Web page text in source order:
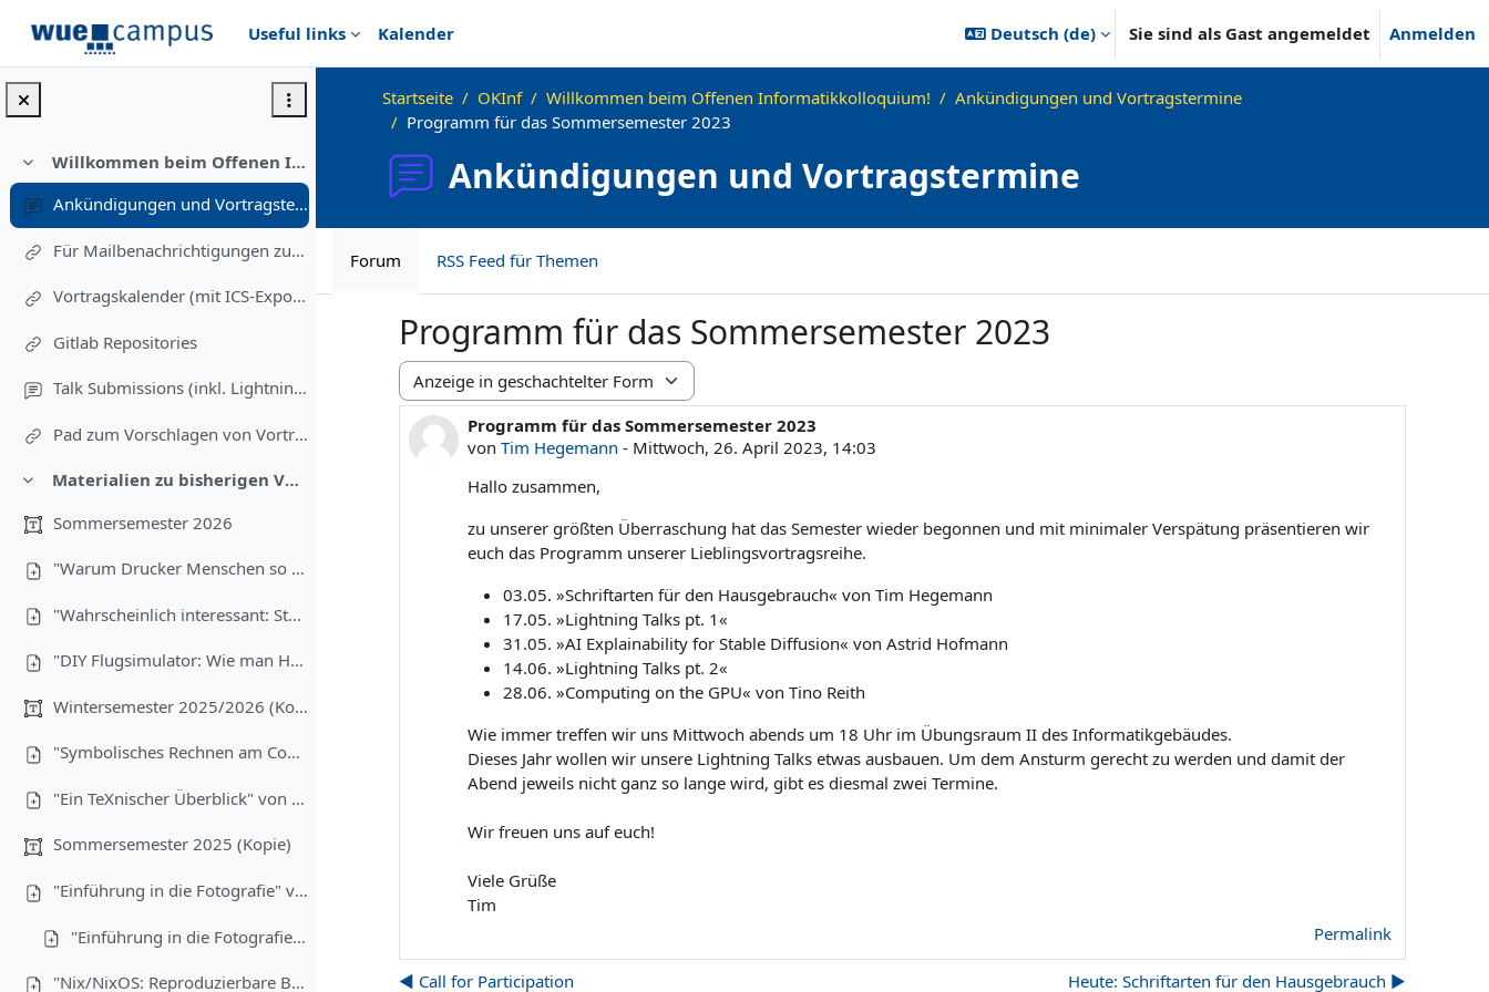
Useful links
Kalender Deutsch ‎(de)‎ Sie sind als Gast angemeldet Anmelden
Einklappen
Willkommen beim Offenen Informatikkolloquium!
Ankündigungen und Vortragstermine
Für Mailbenachrichtigungen zu Vorträgen eintragen (Einschreibung in diesen Kurs)
Vortragskalender (mit ICS-Export)
Gitlab Repositories
Talk Submissions (inkl. Lightning Talks)
Pad zum Vorschlagen von Vortragsthemen und freiwillig Melden
Einklappen
Materialien zu bisherigen Vorträgen
Sommersemester 2026
"Warum Drucker Menschen so sehr hassen" von Christoph Brehm (08.07.2026)
"Wahrscheinlich interessant: Statistik für Informatiker:innen" von Anton Ehrmanntraut (17.06.2026)
"DIY Flugsimulator: Wie man Hardware günstig bauen kann" von Lukas Wiener, Maximilian Laumen und Yannick Buchen (03.06.2026)
Wintersemester 2025/2026 (Kopie)
"Symbolisches Rechnen am Computer" von Christoph Brehm (17.12.2025)
"Ein TeXnischer Überblick" von Anton Ehrmanntraut (10.12.2025)
Sommersemester 2025 (Kopie)
"Einführung in die Fotografie" von Tim Hegemann und Alexander Gehrke (16.07.2025) - Teil 1
"Einführung in die Fotografie" - Teil 2
"Nix/NixOS: Reproduzierbare Builds, Funktionale Packages" von Robin Finkelmann (21.05.2025)
Startseite OKInf Willkommen beim Offenen Informatikkolloquium!
Ankündigungen und Vortragstermine
Programm für das Sommersemester 2023
Ankündigungen und Vortragstermine
Forum RSS Feed für Themen
Programm für das Sommersemester 2023
Anzeigemodus
Programm für das Sommersemester 2023
von Tim Hegemann - Mittwoch, 26. April 2023, 14:03
Anzahl Antworten: 0
Hallo zusammen,
zu unserer größten Überraschung hat das Semester wieder begonnen und mit minimaler Verspätung präsentieren wir
euch das Programm unserer Lieblingsvortragsreihe.
03.05. »Schriftarten für den Hausgebrauch« von Tim Hegemann
17.05. »Lightning Talks pt. 1«
31.05. »AI Explainability for Stable Diffusion« von Astrid Hofmann
14.06. »Lightning Talks pt. 2«
28.06. »Computing on the GPU« von Tino Reith
Wie immer treffen wir uns Mittwoch abends um 18 Uhr im Übungsraum II des Informatikgebäudes.
Dieses Jahr wollen wir unsere Lightning Talks etwas ausbauen. Um dem Ansturm gerecht zu werden und damit der
Abend jeweils nicht ganz so lange wird, gibt es diesmal zwei Termine.
Wir freuen uns auf euch!
Viele Grüße
Tim
Permalink
◀︎ Call for Participation Heute: Schriftarten für den Hausgebrauch ▶︎